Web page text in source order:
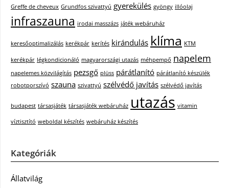
Greffe de cheveux Grundfos szivattyú gyerekülés gyöngy illóolaj
infraszauna irodai masszázs játék webáruház
keresőoptimalizálás kerékpár kerítés kirándulás klíma KTM
kerékpár légkondicionáló magyarországi utazás méhpempő napelem
napelemes közvilágítás pezsgő plüss párátlanító párátlanító készülék
robotporszívó szauna szivattyú szélvédő javítás szélvédő javítás
budapest társasjáték társasjáték webáruház utazás vitamin
víztisztító weboldal készítés webáruház készítés
Kategóriák
Állatvilág